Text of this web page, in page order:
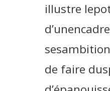
illustre
de faire